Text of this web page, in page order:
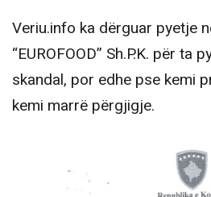
Veriu.info ka dërguar pyetje
“EUROFOOD” Sh.P.K. për ta
skandal, por edhe pse kemi
kemi marrë përgjigje.